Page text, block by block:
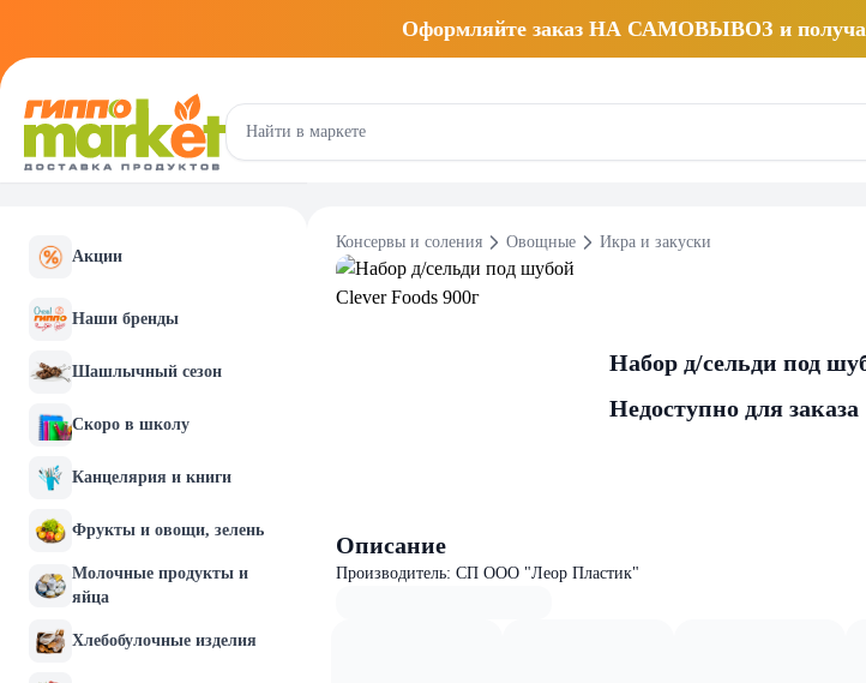
Оформляйте заказ НА САМОВЫВОЗ и
Акции
Наши бренды
Шашлычный сезон
Скоро в школу
Канцелярия и книги
Фрукты и овощи, зелень
Молочные продукты и
яйца
Хлебобулочные изделия
Консервы и соления Овощные Икра и закуски
Набор д/сельди под
Недоступно для заказа
Описание
Производитель: СП ООО "Леор Пластик"